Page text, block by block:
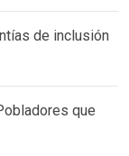
de inclusión
que